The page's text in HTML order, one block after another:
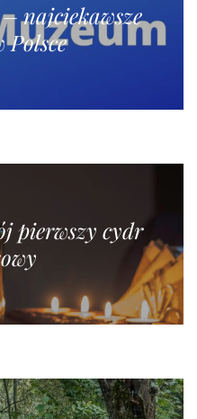
najciekawsze
Polsce
pierwszy cydr